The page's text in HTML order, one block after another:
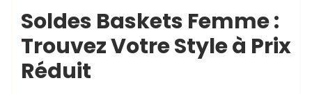
Soldes Baskets Femme :
Trouvez Votre Style à Prix
Réduit